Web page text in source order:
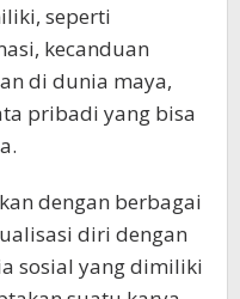
seperti
kecanduan
di dunia maya,
pribadi yang bisa
dengan berbagai
diri dengan
sosial yang dimiliki